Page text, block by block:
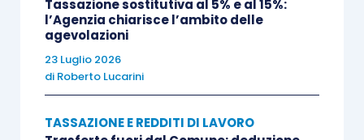
imposizione concorrente sia nello Stato della
fonte sia nello Stato di residenza.
mediante un accordo amichevole formalizzato nel
Tassazione sostitutiva al 5% e al 15%:
l’Agenzia chiarisce l’ambito delle
agevolazioni
23 Luglio 2026
di Roberto Lucarini
TASSAZIONE E REDDITI DI LAVORO